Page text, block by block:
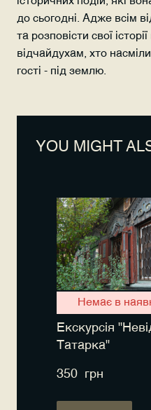
до сьогодні. Адже всім
та розповісти свої
відчайдухам, хто
гості - під землю.
YOU MIGHT
Немає в
Екскурсія
Татарка"
350  грн